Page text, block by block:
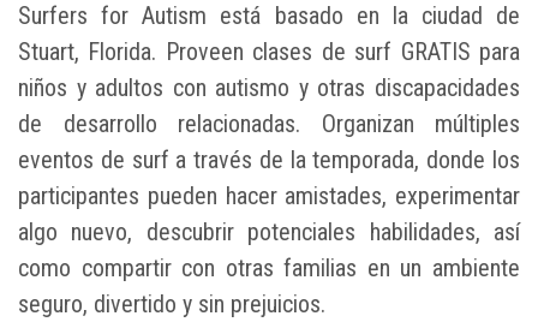
Surfers for Autism está basado en la ciudad de
Stuart, Florida. Proveen clases de surf GRATIS para
niños y adultos con autismo y otras discapacidades
de desarrollo relacionadas. Organizan múltiples
eventos de surf a través de la temporada, donde los
participantes pueden hacer amistades, experimentar
algo nuevo, descubrir potenciales habilidades, así
como compartir con otras familias en un ambiente
seguro, divertido y sin prejuicios.